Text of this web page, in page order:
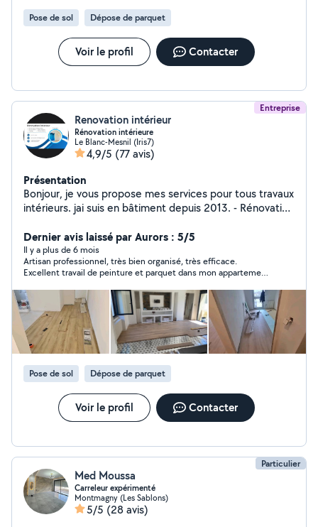
Pose de sol Dépose de parquet
Voir le profil Contacter
Entreprise
Renovation intérieur
Rénovation intérieure
Le Blanc-Mesnil (Iris7)
4,9/5 (77 avis)
Présentation
Bonjour, je vous propose mes services pour tous travaux
intérieurs. jai suis en bâtiment depuis 2013. - Rénovation
Cloisons, Faux-Plafonds, Isolation, - Rénovation complet
- Enduit, Peinture - Carrelage
Dernier avis laissé par Aurors : 5/5
Il y a plus de 6 mois
Artisan professionnel, très bien organisé, très efficace.
Excellent travail de peinture et parquet dans mon appartement.
Pose de sol Dépose de parquet
Voir le profil Contacter
Particulier
Med Moussa
Carreleur expérimenté
Montmagny (Les Sablons)
5/5 (28 avis)